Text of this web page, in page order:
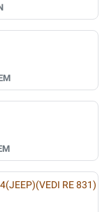
RE 831)